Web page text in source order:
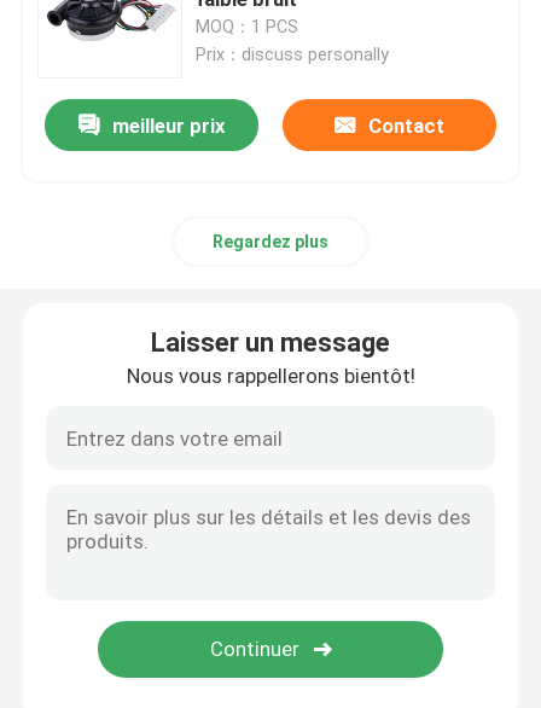
Souffleur d'air industriel
Souffleur d'air médical
Aspirateur souffleur d'air
Ventilateur BLDC
petit ventilateur gonflable
Fan de refroidisseur soufflant
MOQ：1 PCS
Prix：discuss personally
meilleur prix Contact
Regardez plus
Laisser un message
Nous vous rappellerons bientôt!